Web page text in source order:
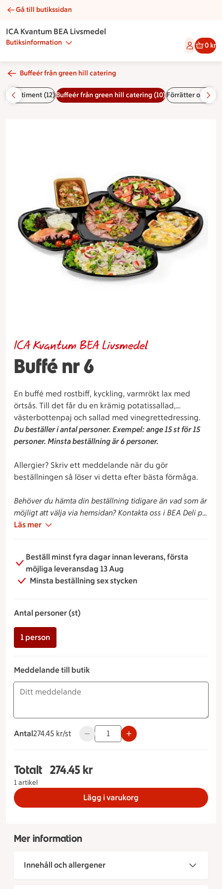
Buffé nr 6 | Catering ICA Kvantum BEA Livsmedel
Gå till butikssidan
ICA Kvantum BEA Livsmedel
Butiksinformation 0 kr
Buffeér från green hill catering
(12)Buffeér från green hill catering (10)Förrätter och
Buffé nr 6
ICA Kvantum BEA Livsmedel
En buffé med rostbiff, kyckling, varmrökt lax med
örtsås. Till det får du en krämig potatissallad,
västerbottenpaj och sallad med vinegrettedressing.
Du beställer i antal personer. Exempel: ange 15 st för 15
personer. Minsta beställning är 6 personer.
Allergier? Skriv ett meddelande när du gör
beställningen så löser vi detta efter bästa förmåga.
Behöver du hämta din beställning tidigare än vad som är
möjligt att välja via hemsidan? Kontakta oss i BEA Deli på
08-600 98 51 så ska vi se vad vi kan göra!
Läs mer
Beställ minst fyra dagar innan leverans, första
möjliga leveransdag 13 Aug
Minsta beställning sex stycken
Antal personer (st)
1 person
Meddelande till butik
Antal
274.45 kronor styck
274.45 kr/st Använd knapparna för att minska
Totalt
1 artikel
Totalt 1 stycken Buffé nr 6 Antal personer (st) 1
274.45 kr
Lägg i varukorg
Mer information
Innehåll och allergener